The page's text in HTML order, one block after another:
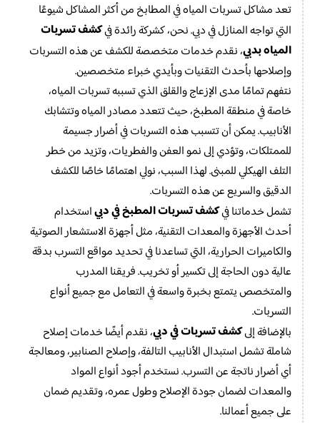
تعد مشاكل تسربات المياه في المطابخ من أكثر المشاكل شيوعًا
التي تواجه المنازل في دبي. نحن، كشركة رائدة فيكشف تسربات
المياه بدبي، نقدم خدمات متخصصة للكشف عن هذه التسربات
وإصلاحها بأحدث التقنيات وبأيدي خبراء متخصصين.
نتفهم تمامًا مدى الإزعاج والقلق الذي تسببه تسربات المياه،
خاصة في منطقة المطبخ، حيث تتعدد مصادر المياه وتتشابك
الأنابيب. يمكن أن تتسبب هذه التسربات في أضرار جسيمة
للممتلكات، وتؤدي إلى نمو العفن والفطريات، وتزيد من خطر
التلف الهيكلي للمبنى. لهذا السبب، نولي اهتمامًا خاصًا للكشف
الدقيق والسريع عن هذه التسربات.
تشمل خدماتنا فيكشف تسربات المطبخ في دبياستخدام
أحدث الأجهزة والمعدات التقنية، مثل أجهزة الاستشعار الصوتية
والكاميرات الحرارية، التي تساعدنا في تحديد مواقع التسرب بدقة
عالية دون الحاجة إلى تكسير أو تخريب. فريقنا المدرب
والمتخصص يتمتع بخبرة واسعة في التعامل مع جميع أنواع
التسربات.
بالإضافة إلىكشف تسربات في دبي، نقدم أيضًا خدمات إصلاح
شاملة تشمل استبدال الأنابيب التالفة، وإصلاح الصنابير، ومعالجة
أي أضرار ناتجة عن التسرب. نستخدم أجود أنواع المواد
والمعدات لضمان جودة الإصلاح وطول عمره، وتقديم ضمان
على جميع أعمالنا.